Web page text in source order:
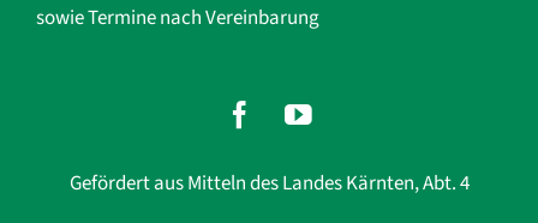
sowie Termine nach Vereinbarung
Gefördert aus Mitteln des Landes Kärnten, Abt. 4